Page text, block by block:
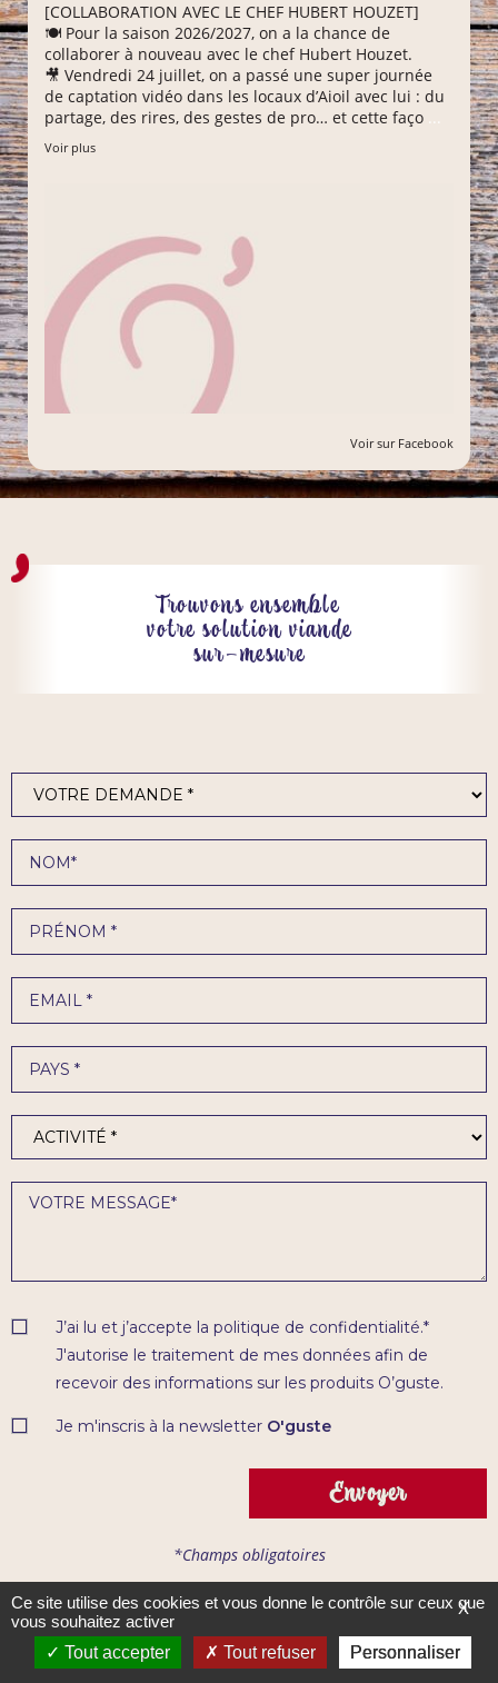
[COLLABORATION AVEC LE CHEF HUBERT HOUZET]
🍽️ Pour la saison 2026/2027, on a la chance de
collaborer à nouveau avec le chef Hubert Houzet.
🎥 Vendredi 24 juillet, on a passé une super journée
de captation vidéo dans les locaux d’Aioil avec lui : du
partage, des rires, des gestes de pro… et cette faço ...
Voir plus
Voir sur Facebook
Trouvons ensemble
votre solution viande
sur-mesure
J’ai lu et j’accepte la politique de confidentialité.*
J'autorise le traitement de mes données afin de
recevoir des informations sur les produits O’guste.
Je m'inscris à la newsletter O'guste
Envoyer
*Champs obligatoires
X
Ce site utilise des cookies et vous donne le contrôle sur ceux que
vous souhaitez activer
Tout accepter
Tout refuser Personnaliser